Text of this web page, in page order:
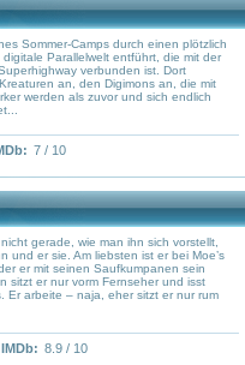
Sommer-Camps durch einen plötzlich
Parallelwelt entführt, die mit der
verbunden ist. Dort
an, den Digimons an, die mit
werden als zuvor und sich endlich
7 / 10
gerade, wie man ihn sich vorstellt,
und er sie. Am liebsten ist er bei Moe’s
er mit seinen Saufkumpanen sein
sitzt er nur vorm Fernseher und isst
Er arbeite – naja, eher sitzt er nur rum
IMDb: 8.9 / 10